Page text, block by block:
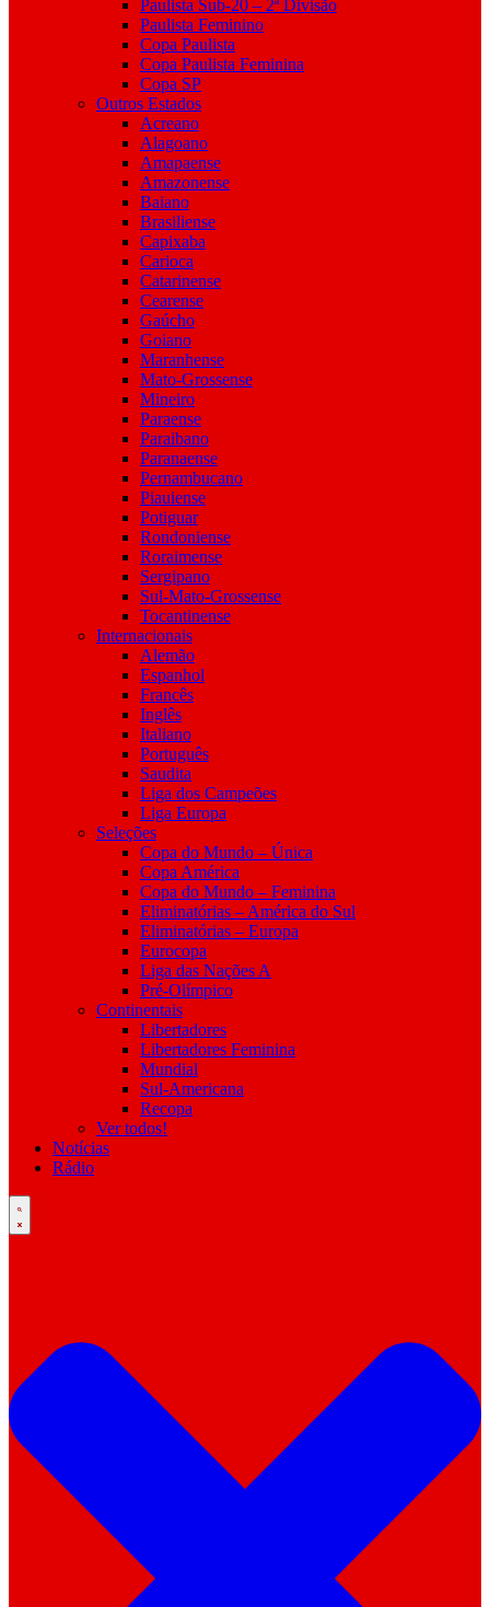
Paulista Sub-20 – 2ª Divisão
Paulista Feminino
Copa Paulista
Copa Paulista Feminina
Copa SP
Outros Estados
Acreano
Alagoano
Amapaense
Amazonense
Baiano
Brasiliense
Capixaba
Carioca
Catarinense
Cearense
Gaúcho
Goiano
Maranhense
Mato-Grossense
Mineiro
Paraense
Paraibano
Paranaense
Pernambucano
Piauiense
Potiguar
Rondoniense
Roraimense
Sergipano
Sul-Mato-Grossense
Tocantinense
Internacionais
Alemão
Espanhol
Francês
Inglês
Italiano
Português
Saudita
Liga dos Campeões
Liga Europa
Seleções
Copa do Mundo – Única
Copa América
Copa do Mundo – Feminina
Eliminatórias – América do Sul
Eliminatórias – Europa
Eurocopa
Liga das Nações A
Pré-Olímpico
Continentais
Libertadores
Libertadores Feminina
Mundial
Sul-Americana
Recopa
Ver todos!
Notícias
Rádio